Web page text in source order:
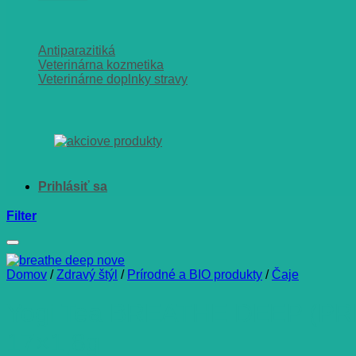
Antiparazitiká
Veterinárna kozmetika
Veterinárne doplnky stravy
Filter
Domov / Zdravý štýl / Prírodné a BIO produkty / Čaje